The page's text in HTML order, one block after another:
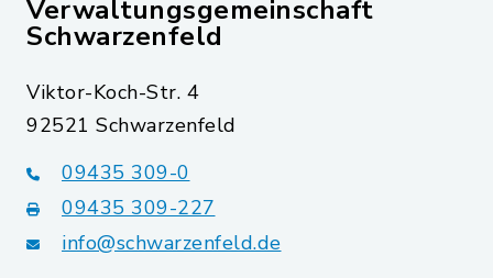
Verwaltungsgemeinschaft
Schwarzenfeld
Viktor-Koch-Str. 4
92521 Schwarzenfeld
09435 309-0
09435 309-227
info@schwarzenfeld.de